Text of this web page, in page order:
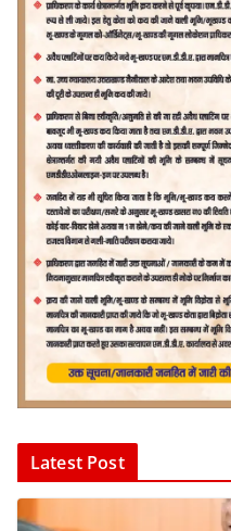
Latest Post